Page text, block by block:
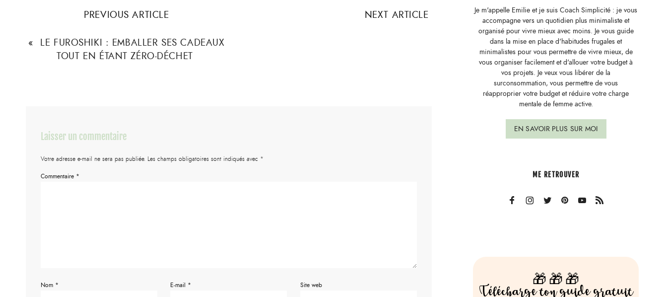
PREVIOUS ARTICLE
« LE FUROSHIKI : EMBALLER SES CADEAUX
TOUT EN ÉTANT ZÉRO-DÉCHET
NEXT ARTICLE
Laisser un commentaire
Votre adresse e-mail ne sera pas publiée. Les champs obligatoires sont indiqués avec *
Commentaire *
Nom * E-mail * Site web
Je m'appelle Emilie et je suis Coach Simplicité : je vous
accompagne vers un quotidien plus minimaliste et
organisé pour vivre mieux avec moins. Je vous guide
dans la mise en place d'habitudes frugales et
minimalistes pour vous permettre de vivre mieux, de
vous organiser facilement et d'allouer votre budget à
vos projets. Je veux vous libérer de la
surconsommation, vous permettre de vous
réapproprier votre budget et réduire votre charge
mentale de femme active.
EN SAVOIR PLUS SUR MOI
ME RETROUVER